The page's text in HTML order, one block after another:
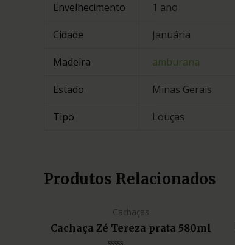
Envelhecimento 1 ano
Cidade Januária
Madeira amburana
Estado Minas Gerais
Tipo Louças
Produtos Relacionados
Cachaças
Cachaça Zé Tereza prata 580ml